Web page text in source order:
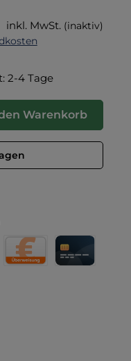
inkl. MwSt. (inaktiv)
2-4 Tage
Wert ein oder
Warenkorb